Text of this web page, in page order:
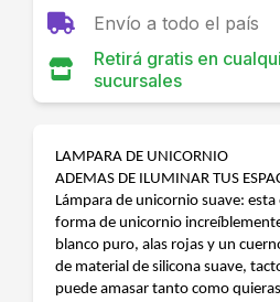
Envío a todo el país
Retirá gratis en
sucursales
LAMPARA DE UNICORNIO
ADEMAS DE ILUMINAR TUS
Lámpara de unicornio suave: esta
forma de unicornio
blanco puro, alas rojas y un
de material de silicona suave,
puede amasar tanto como quieras